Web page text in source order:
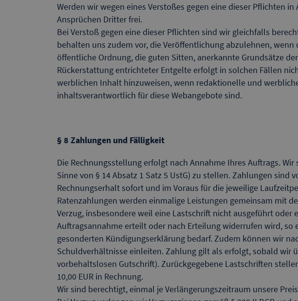
Werden wir wegen eines Verstoßes gegen eine dieser Pflichten
Ansprüchen Dritter frei.
Bei Verstoß gegen eine dieser Pflichten sind wir gleichfalls
behalten uns zudem vor, die Veröffentlichung abzulehnen,
öffentliche Ordnung, die guten Sitten, anerkannte Grundsätze
Rückerstattung entrichteter Entgelte erfolgt in solchen Fällen
werblichen Inhalt hinzuweisen, wenn redaktionelle und
inhaltsverantwortlich für diese Webangebote sind.
§ 8 Zahlungen und Fälligkeit
Die Rechnungsstellung erfolgt nach Annahme Ihres Auftrags.
Sinne von § 14 Absatz 1 Satz 5 UstG) zu stellen. Zahlungen
Rechnungserhalt sofort und im Voraus für die jeweilige
Ratenzahlungen werden einmalige Leistungen gemeinsam mit
Verzug, insbesondere weil eine Lastschrift nicht ausgeführt
Auftragsannahme erteilt oder nach Erteilung widerrufen wird,
gesonderten Kündigungserklärung bedarf. Zudem können wir
Schuldverhältnisse einleiten. Zahlung gilt als erfolgt, sobald wir
vorbehaltslosen Gutschrift). Zurückgegebene Lastschriften
10,00 EUR in Rechnung.
Wir sind berechtigt, einmal je Verlängerungszeitraum unsere